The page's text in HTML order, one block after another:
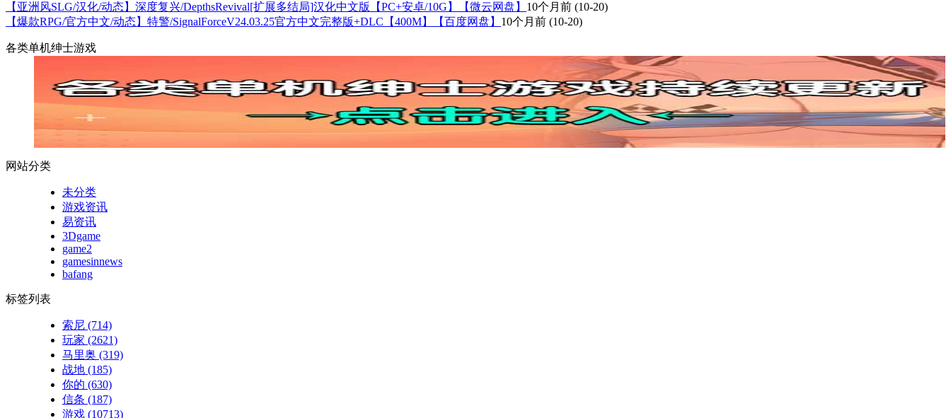
【亚洲风SLG/汉化/动态】深度复兴/DepthsRevival[扩展多结局]汉化中文版【PC+安卓/10G】【微云网盘】 10个月前 (10-20)
【爆款RPG/官方中文/动态】特警/SignalForceV24.03.25官方中文完整版+DLC【400M】【百度网盘】 10个月前 (10-20)
各类单机绅士游戏
网站分类
未分类
游戏资讯
易资讯
3Dgame
game2
gamesinnews
bafang
标签列表
索尼 (714)
玩家 (2621)
马里奥 (319)
战地 (185)
你的 (630)
信条 (187)
游戏 (10713)